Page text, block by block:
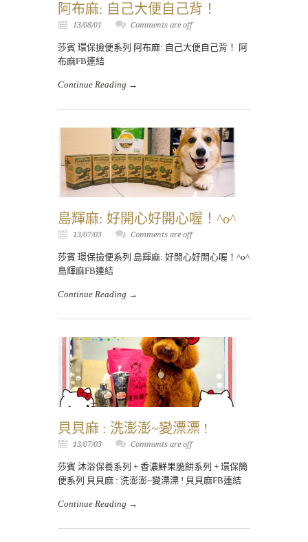
阿布麻: 自己大便自己背！
13/08/01 Comments are off
莎賓 環保撿便系列 阿布麻: 自己大便自己背！ 阿
布麻FB連結
Continue Reading →
島輝麻: 好開心好開心喔！^o^
13/07/03 Comments are off
莎賓 環保撿便系列 島輝麻: 好開心好開心喔！^o^
島輝麻FB連結
Continue Reading →
貝貝麻 : 洗澎澎~變漂漂 !
13/07/03 Comments are off
莎賓 沐浴保養系列 + 香濃鮮果脆餅系列 + 環保簡
便系列 貝貝麻 : 洗澎澎~變漂漂 ! 貝貝麻FB連結
Continue Reading →